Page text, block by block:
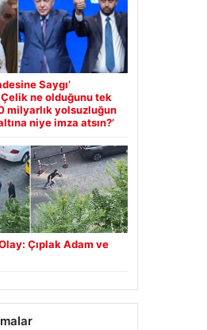
Saygı’
ne olduğunu tek
milyarlık yolsuzluğun
niye imza atsın?’
Çıplak Adam ve